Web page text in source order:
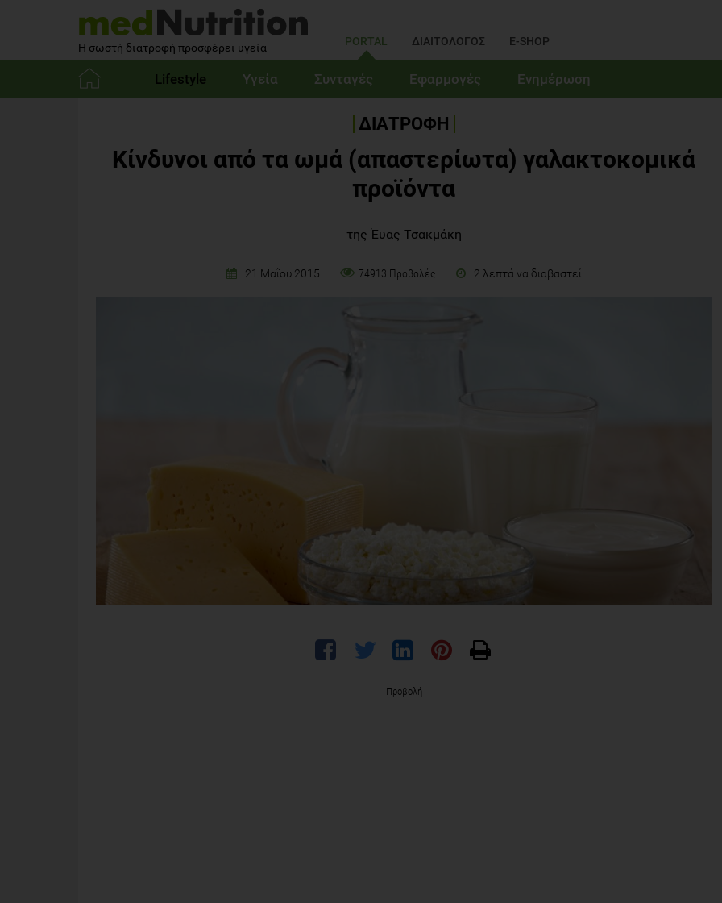
Η σωστή διατροφή προσφέρει υγεία PORTAL ΔΙΑΙΤΟΛΟΓΟΣ E-SHOP
Lifestyle Υγεία Συνταγές Εφαρμογές Ενημέρωση
ΔΙΑΤΡΟΦΗ
Kίνδυνοι από τα ωμά (απαστερίωτα) γαλακτοκομικά
προϊόντα
της Έυας Τσακμάκη
21 Μαΐου 2015 74913 Προβολές 2 λεπτά να διαβαστεί
Προβολή